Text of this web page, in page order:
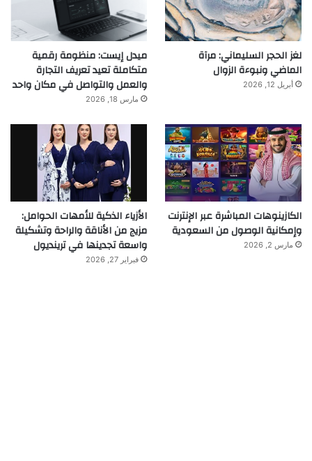
لغز الحجر السليماني: مرآة
الماضي ونبوءة الزوال
أبريل 12, 2026
ميدل إيست: منظومة رقمية
متكاملة تعيد تعريف التجارة
والعمل والتواصل في مكان واحد
مارس 18, 2026
الكازينوهات المباشرة عبر الإنترنت
وإمكانية الوصول من السعودية
مارس 2, 2026
الأزياء الذكية للأمهات الحوامل:
مزيج من الأناقة والراحة وتشكيلة
واسعة تجدينها في ترينديول
فبراير 27, 2026